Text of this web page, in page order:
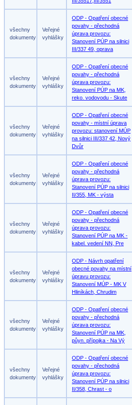
všechny
dokumenty
Veřejné
vyhlášky
ODP - Opatření obecné
povahy - přechodná
úprava provozu:
Stanovení PÚP na silnici
III/337 49, oprava
všechny
dokumenty
Veřejné
vyhlášky
ODP - Opatření obecné
povahy - přechodná
úprava provozu:
Stanovení PÚP na MK,
reko. vodovodu - Skute
všechny
dokumenty
Veřejné
vyhlášky
ODP - Opatření obecné
povahy - místní úprava
provozu: stanovení MÚP
na silnici III/337 42, Nový
Dvůr
všechny
dokumenty
Veřejné
vyhlášky
ODP - Opatření obecné
povahy - přechodná
úprava provozu:
Stanovení PÚP na silnici
II/355, MK - výsta
všechny
dokumenty
Veřejné
vyhlášky
ODP - Opatření obecné
povahy - přechodná
úprava provozu:
Stanovení PÚP na MK -
kabel. vedení NN, Pre
všechny
dokumenty
Veřejné
vyhlášky
ODP - Návrh opatření
obecné povahy na místní
úpravu provozu:
Stanovení MÚP - MK V
Hliníkách, Chrudim
všechny
dokumenty
Veřejné
vyhlášky
ODP - Opatření obecné
povahy - přechodná
úprava provozu:
Stanovení PÚP na MK,
půyn. přípojka - Na Vý
všechny
dokumenty
Veřejné
vyhlášky
ODP - Opatření obecné
povahy - přechodná
úprava provozu:
Stanovení PÚP na silnici
II/358, Chrast - o